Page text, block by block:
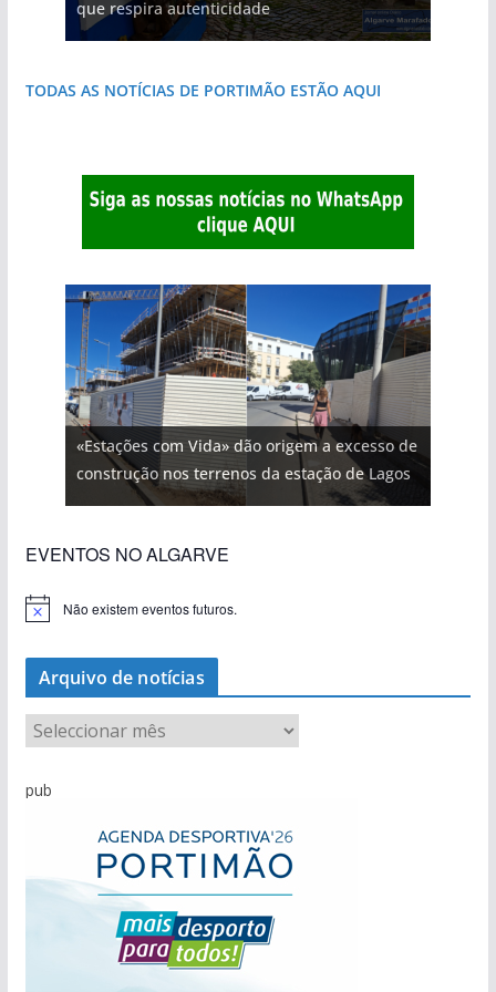
que respira autenticidade
do Algarve
janela para a Ria Formosa
natureza
destruída por um raio
costa e tanto por descobrir
TODAS AS NOTÍCIAS DE PORTIMÃO ESTÃO AQUI
«Estações com Vida» dão origem a excesso de
construção nos terrenos da estação de Lagos
EVENTOS NO ALGARVE
Não existem eventos futuros.
Arquivo de notícias
r
pub